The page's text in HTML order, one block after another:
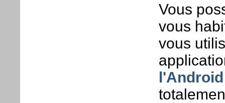
Vous
vous
vous